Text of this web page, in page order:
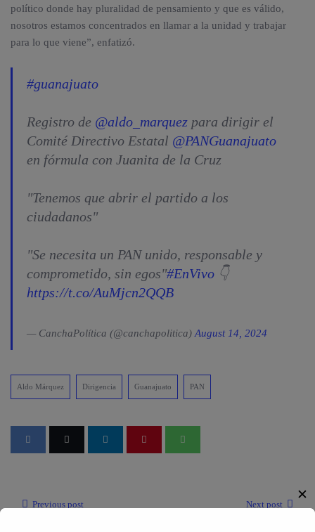
político donde hay pluralidad de pensamiento y que es válido,
nosotros estamos concentrados en llamar a la unidad y trabajar
para lo que viene”, enfatizó.
#guanajuato
Registro de @aldo_marquez para dirigir el
Comité Directivo Estatal @PANGuanajuato
en fórmula con Juanita de la Cruz
"Tenemos que abrir el partido a los
ciudadanos"
"Se necesita un PAN unido, responsable y
comprometido, sin egos"#EnVivo 👇
https://t.co/AuMjcn2QQB
— CanchaPolítica (@canchapolitica) August 14, 2024
Aldo Márquez Dirigencia Guanajuato PAN
Previous post Next post
✕